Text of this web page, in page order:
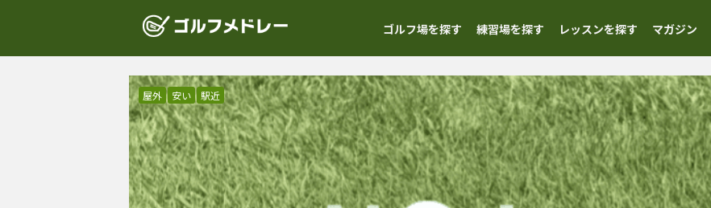
ゴルフ場を探す 練習場を探す レッスンを探す マガジン
屋外 安い 駅近